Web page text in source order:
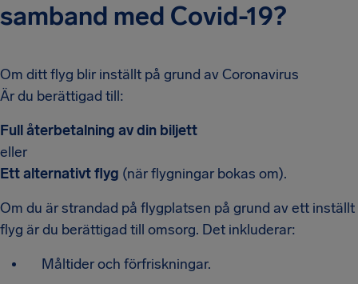
samband med Covid-19?
Om ditt flyg blir inställt på grund av Coronavirus
Är du berättigad till:
Full återbetalning av din biljett
eller
Ett alternativt flyg (när flygningar bokas om).
Om du är strandad på flygplatsen på grund av ett inställt
flyg är du berättigad till omsorg. Det inkluderar:
Måltider och förfriskningar.